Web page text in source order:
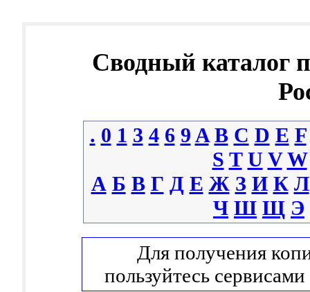
Сводный каталог
. 0 1 3 4 6 9 A B C D E F
S T U V W
А Б В Г Д Е Ж З И К Л
Ч Ш Щ Э
Для получения
пользуйтесь сервисами